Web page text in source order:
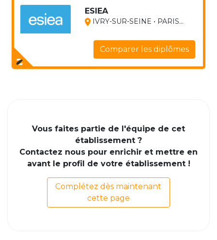
ESIEA
IVRY-SUR-SEINE • PARIS...
Comparer les diplômes
Vous faites partie de l'équipe de cet
établissement ?
Contactez nous pour enrichir et mettre en
avant le profil de votre établissement !
Complétez dès maintenant
cette page